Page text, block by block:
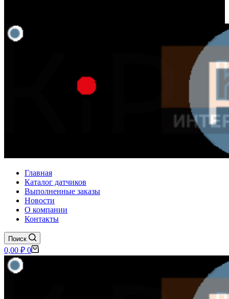
Главная
Каталог датчиков
Выполненные заказы
Новости
О компании
Контакты
Поиск
Корзина
0,00 ₽ 0